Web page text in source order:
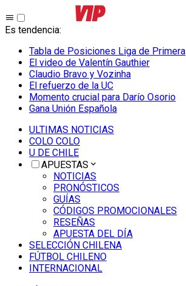
Es tendencia:
Tabla de Posiciones Liga de Primera
El video de Valentín Gauthier
Claudio Bravo y Vozinha
El refuerzo de la UC
Momento crucial para Darío Osorio
Gana Unión Española
ULTIMAS NOTICIAS
COLO COLO
U DE CHILE
APUESTAS
NOTICIAS
PRONÓSTICOS
GUÍAS
CÓDIGOS PROMOCIONALES
RESEÑAS
APUESTA DEL DÍA
SELECCIÓN CHILENA
FÚTBOL CHILENO
INTERNACIONAL